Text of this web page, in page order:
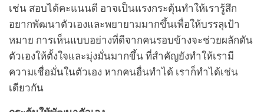
เช่น สอบได้คะแนนดี อาจเป็นแรงกระตุ้นทำให้เรารู้สึก
อยากพัฒนาตัวเองและพยายามมากขึ้นเพื่อให้บรรลุเป้า
หมาย การเห็นแบบอย่างที่ดีจากคนรอบข้างจะช่วยผลักดัน
ตัวเองให้ตั้งใจและมุ่งมั่นมากขึ้น ที่สำคัญยังทำให้เรามี
ความเชื่อมั่นในตัวเอง หากคนอื่นทำได้ เราก็ทำได้เช่น
เดียวกัน